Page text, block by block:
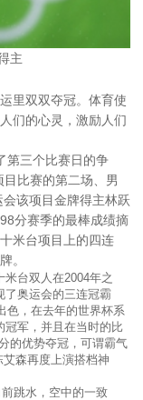
主
里双双夺冠。体育使
们的心灵，激励人们
第三个比赛日的争
比赛的第二场、男
该项目金牌得主林跃
分赛季的最棒成绩摘
米台项目上的四连
。
台双人在2004年之
了奥运会的三连冠霸
色，在去年的世界杯系
冠军，并且在当时的比
的优势夺冠，可谓霸气
森再度上演搭档神
跳水，空中的一致